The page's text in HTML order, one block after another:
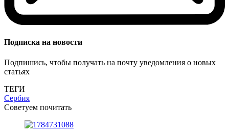
Подписка на новости
Подпишись, чтобы получать на почту уведомления о новых
статьях
ТЕГИ
Сербия
Советуем почитать